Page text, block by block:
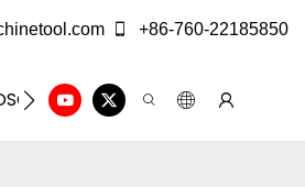
+86-760-22185850
SOLUCIÓN